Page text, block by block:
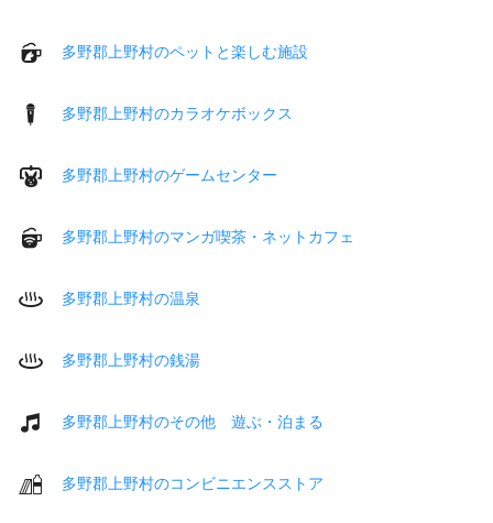
多野郡上野村のペットと楽しむ施設
多野郡上野村のカラオケボックス
多野郡上野村のゲームセンター
多野郡上野村のマンガ喫茶・ネットカフェ
多野郡上野村の温泉
多野郡上野村の銭湯
多野郡上野村のその他 遊ぶ・泊まる
多野郡上野村のコンビニエンスストア